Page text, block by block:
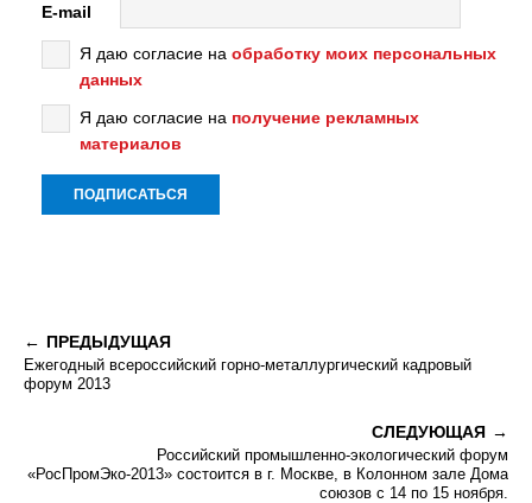
E-mail
Я даю согласие на обработку моих персональных
данных
Я даю согласие на получение рекламных
материалов
ПРЕДЫДУЩАЯ
Ежегодный всероссийский горно-металлургический кадровый
форум 2013
СЛЕДУЮЩАЯ
Российский промышленно-экологический форум
«РосПромЭко-2013» состоится в г. Москве, в Колонном зале Дома
союзов с 14 по 15 ноября.